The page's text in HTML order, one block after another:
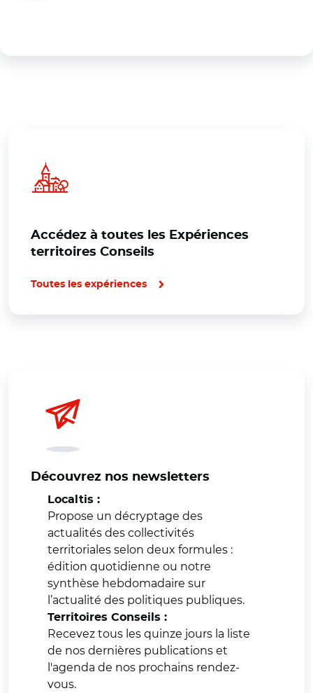
Accédez à toutes les Expériences
territoires Conseils
Toutes les expériences
Découvrez nos newsletters
Localtis :
Propose un décryptage des
actualités des collectivités
territoriales selon deux formules :
édition quotidienne ou notre
synthèse hebdomadaire sur
l’actualité des politiques publiques.
Territoires Conseils :
Recevez tous les quinze jours la liste
de nos dernières publications et
l'agenda de nos prochains rendez-
vous.